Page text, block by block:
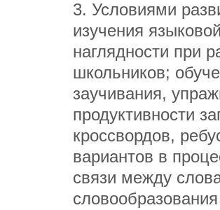
3. Условиями
изучения
наглядности при
школьников;
заучивания,
продуктивности
кроссвордов,
вариантов в
связи между